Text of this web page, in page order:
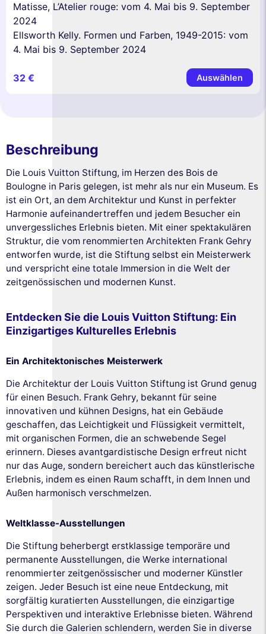
Matisse, L’Atelier rouge: vom 4. Mai bis 9. September
2024
Ellsworth Kelly. Formen und Farben, 1949-2015: vom
4. Mai bis 9. September 2024
32 € Auswählen
Beschreibung
Die Louis Vuitton Stiftung, im Herzen des Bois de
Boulogne in Paris gelegen, ist mehr als nur ein Museum. Es
ist ein Ort, an dem Architektur und Kunst in perfekter
Harmonie aufeinandertreffen und jedem Besucher ein
unvergessliches Erlebnis bieten. Mit einer spektakulären
Struktur, die vom renommierten Architekten Frank Gehry
entworfen wurde, ist die Stiftung selbst ein Meisterwerk
und verspricht eine totale Immersion in die Welt der
zeitgenössischen und modernen Kunst.
Entdecken Sie die Louis Vuitton Stiftung: Ein
Einzigartiges Kulturelles Erlebnis
Ein Architektonisches Meisterwerk
Die Architektur der Louis Vuitton Stiftung ist Grund genug
für einen Besuch. Frank Gehry, bekannt für seine
innovativen und kühnen Designs, hat ein Gebäude
geschaffen, das Leichtigkeit und Flüssigkeit vermittelt,
mit organischen Formen, die an schwebende Segel
erinnern. Dieses avantgardistische Design erfreut nicht
nur das Auge, sondern bereichert auch das künstlerische
Erlebnis, indem es einen Raum schafft, in dem Innen und
Außen harmonisch verschmelzen.
Weltklasse-Ausstellungen
Die Stiftung beherbergt erstklassige temporäre und
permanente Ausstellungen, die Werke international
renommierter zeitgenössischer und moderner Künstler
zeigen. Jeder Besuch ist eine neue Entdeckung, mit
sorgfältig kuratierten Ausstellungen, die einzigartige
Perspektiven und interaktive Erlebnisse bieten. Während
Sie durch die Galerien schlendern, werden Sie in diverse